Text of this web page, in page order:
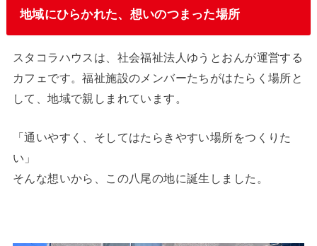
地域にひらかれた、想いのつまった場所
スタコラハウスは、社会福祉法人ゆうとおんが運営する
カフェです。福祉施設のメンバーたちがはたらく場所と
して、地域で親しまれています。
「通いやすく、そしてはたらきやすい場所をつくりた
い」
そんな想いから、この八尾の地に誕生しました。